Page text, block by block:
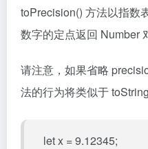
toPrecision() 方法以指数
数字的定点返回 Number
请注意，如果省略
法的行为将类似于
let x = 9.12345;